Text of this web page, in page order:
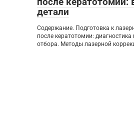
детали
Содержание. Подготовка к
после кератотомии: диагностика
отбора. Методы лазерной